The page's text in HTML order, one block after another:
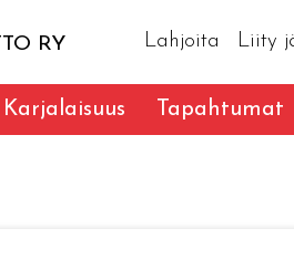
RY Lahjoita Liity
Karjalaisuus Tapahtumat